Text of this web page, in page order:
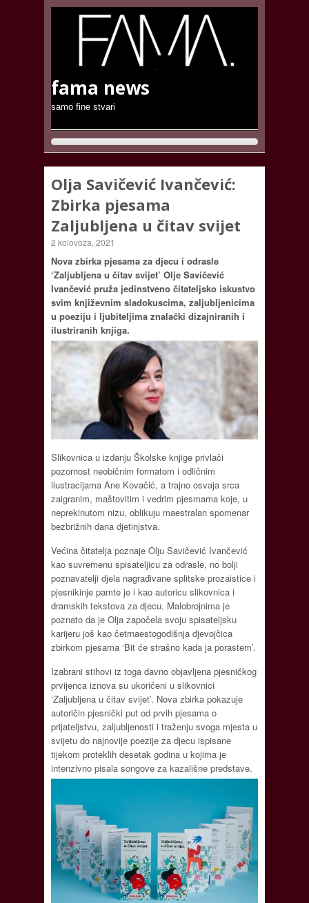
fama news
samo fine stvari
Olja Savičević Ivančević:
Zbirka pjesama
Zaljubljena u čitav svijet
2 kolovoza, 2021
Nova zbirka pjesama za djecu i odrasle
‘Zaljubljena u čitav svijet’ Olje Savičević
Ivančević pruža jedinstveno čitateljsko iskustvo
svim književnim sladokuscima, zaljubljenicima
u poeziju i ljubiteljima znalački dizajniranih i
ilustriranih knjiga.
Slikovnica u izdanju Školske knjige privlači
pozornost neobičnim formatom i odličnim
ilustracijama Ane Kovačić, a trajno osvaja srca
zaigranim, maštovitim i vedrim pjesmama koje, u
neprekinutom nizu, oblikuju maestralan spomenar
bezbrižnih dana djetinjstva.
Većina čitatelja poznaje Olju Savičević Ivančević
kao suvremenu spisateljicu za odrasle, no bolji
poznavatelji djela nagrađivane splitske prozaistice i
pjesnikinje pamte je i kao autoricu slikovnica i
dramskih tekstova za djecu. Malobrojnima je
poznato da je Olja započela svoju spisateljsku
karijeru još kao četrnaestogodišnja djevojčica
zbirkom pjesama ‘Bit će strašno kada ja porastem’.
Izabrani stihovi iz toga davno objavljena pjesničkog
prvijenca iznova su ukoričeni u slikovnici
‘Zaljubljena u čitav svijet’. Nova zbirka pokazuje
autoričin pjesnički put od prvih pjesama o
prijateljstvu, zaljubljenosti i traženju svoga mjesta u
svijetu do najnovije poezije za djecu ispisane
tijekom proteklih desetak godina u kojima je
intenzivno pisala songove za kazališne predstave.